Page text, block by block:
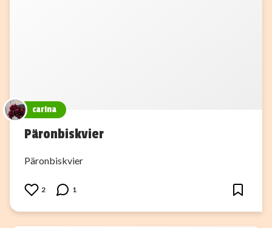
carina
Päronbiskvier
Päronbiskvier
2 1